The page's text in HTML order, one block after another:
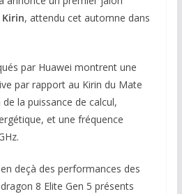
, attendu cet automne dans
par Huawei montrent une
par rapport au Kirin du Mate
la puissance de calcul,
et une fréquence
deçà des performances des
8 Elite Gen 5 présents